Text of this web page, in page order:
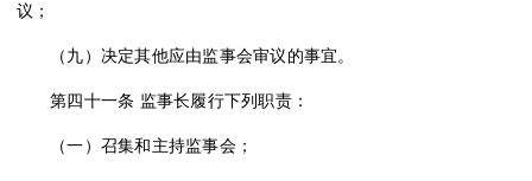
议；
（九）决定其他应由监事会审议的事宜。
第四十一条 监事长履行下列职责：
（一）召集和主持监事会；